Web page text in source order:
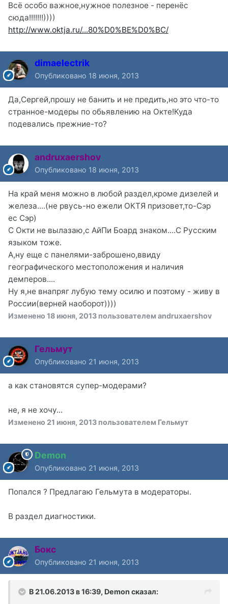
Всё особо важное,нужное полезное - перенёс
сюда!!!!!!!))))
http://www.oktja.ru/...80%D0%BE%D0%BC/
dimaelectrik
Опубликовано 18 июня, 2013
Да,Сергей,прошу не банить и не предить,но это что-то
странное-модеры по обьявлению на Окте!Куда
подевались прежние-то?
andruxaershov
Опубликовано 18 июня, 2013
На край меня можно в любой раздел,кроме дизелей и
железа....(не рвусь-но ежели ОКТЯ призовет,то-Сэр
ес Сэр)
С Окти не вылазаю,с АйПи Боард знаком....С Русским
языком тоже.
А,ну еще с панелями-заброшено,ввиду
географического местоположения и наличия
демперов....
Ну я,не внапряг лубую тему осилю и поэтому - живу в
России(верней наоборот))))
Изменено 18 июня, 2013 пользователем andruxaershov
Гельмут
Опубликовано 21 июня, 2013
а как становятся супер-модерами?
не, я не хочу...
Изменено 21 июня, 2013 пользователем Гельмут
Demon
Опубликовано 21 июня, 2013
Попался ? Предлагаю Гельмута в модераторы.
В раздел диагностики.
Бокс
Опубликовано 21 июня, 2013
В 21.06.2013 в 16:39, Demon сказал: